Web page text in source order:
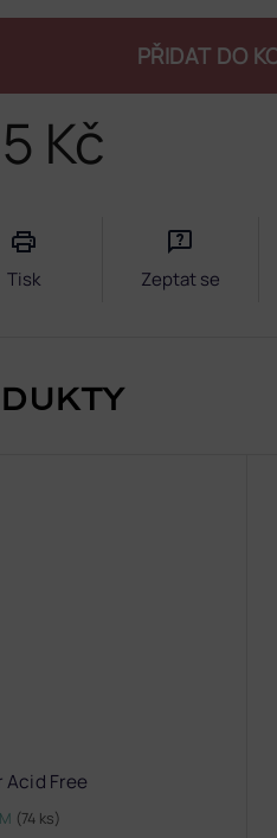
Kč
PŘIDAT DO
Tisk Zeptat se
Acid Free
(74 ks)